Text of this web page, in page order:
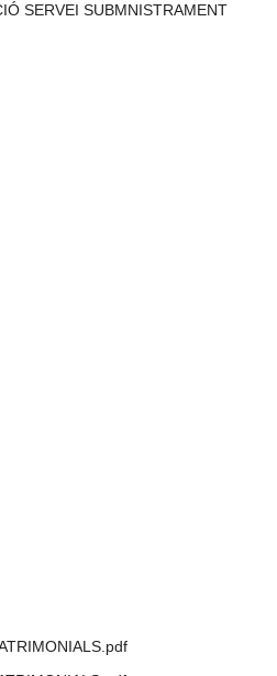
SERVEI SUBMNISTRAMENT